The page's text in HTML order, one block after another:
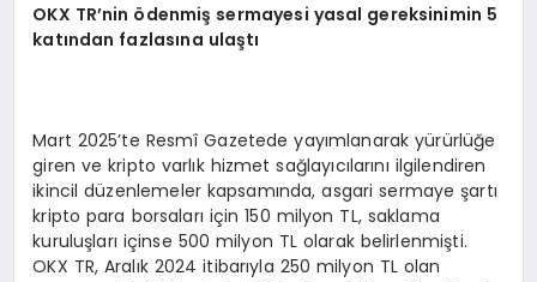
OKX TR’nin ödenmiş sermayesi yasal gereksinimin 5
katından fazlasına ulaştı
Mart 2025’te Resmî Gazetede yayımlanarak yürürlüğe
giren ve kripto varlık hizmet sağlayıcılarını ilgilendiren
ikincil düzenlemeler kapsamında, asgari sermaye şartı
kripto para borsaları için 150 milyon TL, saklama
kuruluşları içinse 500 milyon TL olarak belirlenmişti.
OKX TR, Aralık 2024 itibarıyla 250 milyon TL olan